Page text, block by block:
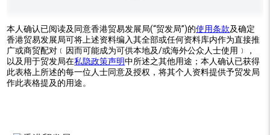
本人确认已阅读及同意香港贸易发展局(“贸发局”)的使用条款及确定
香港贸易发展局可将上述资料编入其全部或任何资料库内作为直接推
广或商贸配对﹝因而可能成为可供本地及/或海外公众人士使用﹞，
以及用于贸发局在私隐政策声明中所述之其他用途；本人确认已获得
此表格上所述的每一位人士同意及授权，将其个人资料提供予贸发局
作此表格提及的用途。